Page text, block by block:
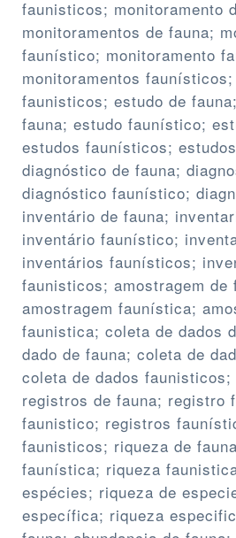
faunisticos; monitoramento
monitoramentos de fauna;
faunístico; monitoramento
monitoramentos
faunisticos; estudo de
fauna; estudo faunístico;
estudos faunísticos;
diagnóstico de fauna;
diagnóstico faunístico;
inventário de fauna;
inventário faunístico;
inventários faunísticos;
faunisticos; amostragem de
amostragem faunística;
faunistica; coleta de dados
dado de fauna; coleta de
coleta de dados
registros de fauna; registro
faunistico; registros
faunisticos; riqueza de
faunística; riqueza
espécies; riqueza de
específica; riqueza